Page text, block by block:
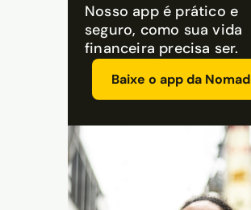
Nosso app é prático e
seguro, como sua vida
financeira precisa ser.
Baixe o app da Nomad